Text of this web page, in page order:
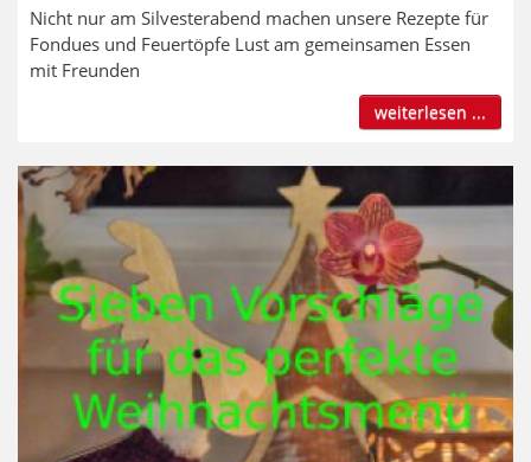
Nicht nur am Silvesterabend machen unsere Rezepte für
Fondues und Feuertöpfe Lust am gemeinsamen Essen
mit Freunden
weiterlesen ...